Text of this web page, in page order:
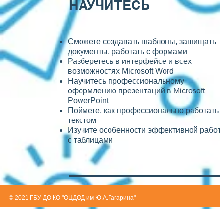
НАУЧИТЕСЬ
Сможете создавать шаблоны, защищать
документы, работать с формами
Разберетесь в интерфейсе и всех
возможностях Microsoft Word
Научитесь профессиональному
оформлению презентаций в Microsoft
PowerPoint
Поймете, как профессионально работать
текстом
Изучите особенности эффективной
с таблицами
© 2021 ГБУ ДО КО "ОЦДОД им Ю.А.Гагарина"